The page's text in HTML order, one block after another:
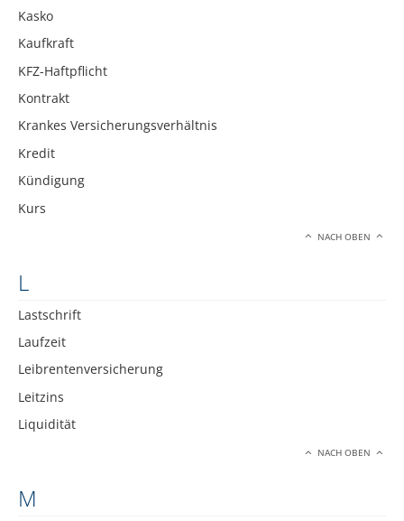
Kasko
Kaufkraft
KFZ-Haftpflicht
Kontrakt
Krankes Versicherungsverhältnis
Kredit
Kündigung
Kurs
NACH OBEN
L
Lastschrift
Laufzeit
Leibrentenversicherung
Leitzins
Liquidität
NACH OBEN
M